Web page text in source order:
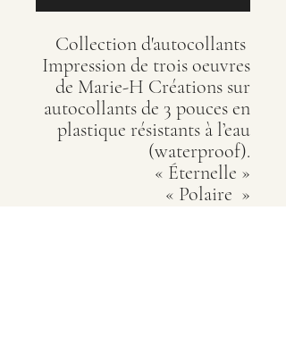
Collection d'autocollants
Impression de trois oeuvres
de Marie-H Créations sur
autocollants de 3 pouces en
plastique résistants à l’eau
(waterproof).
« Éternelle »
« Polaire »